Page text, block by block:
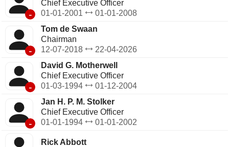
-
Chief Executive Officer
01-01-2001
01-01-2008
-
Tom de Swaan
Chairman
12-07-2018
22-04-2026
-
David G. Motherwell
Chief Executive Officer
01-03-1994
01-12-2004
-
Jan H. P. M. Stolker
Chief Executive Officer
01-01-1994
01-01-2002
Rick Abbott